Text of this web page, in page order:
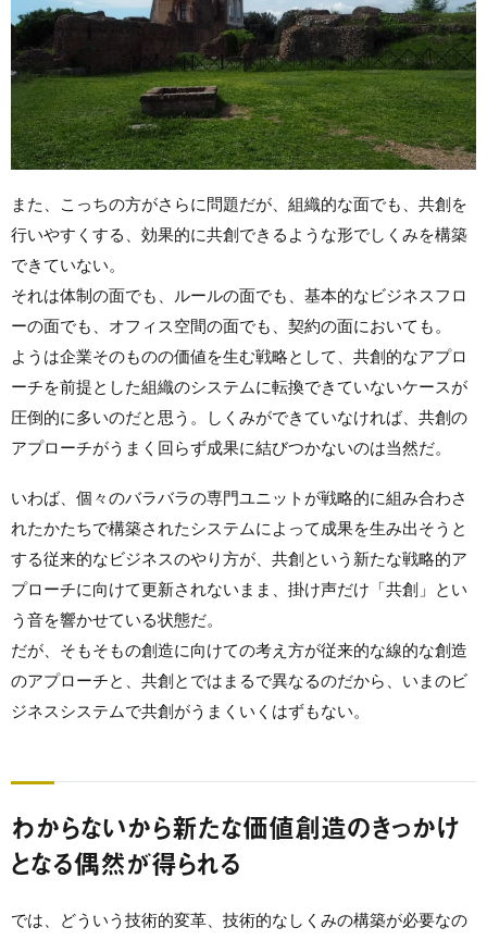
また、こっちの方がさらに問題だが、組織的な面でも、共創を
行いやすくする、効果的に共創できるような形でしくみを構築
できていない。
それは体制の面でも、ルールの面でも、基本的なビジネスフロ
ーの面でも、オフィス空間の面でも、契約の面においても。
ようは企業そのものの価値を生む戦略として、共創的なアプロ
ーチを前提とした組織のシステムに転換できていないケースが
圧倒的に多いのだと思う。しくみができていなければ、共創の
アプローチがうまく回らず成果に結びつかないのは当然だ。
いわば、個々のバラバラの専門ユニットが戦略的に組み合わさ
れたかたちで構築されたシステムによって成果を生み出そうと
する従来的なビジネスのやり方が、共創という新たな戦略的ア
プローチに向けて更新されないまま、掛け声だけ「共創」とい
う音を響かせている状態だ。
だが、そもそもの創造に向けての考え方が従来的な線的な創造
のアプローチと、共創とではまるで異なるのだから、いまのビ
ジネスシステムで共創がうまくいくはずもない。
わからないから新たな価値創造のきっかけ
となる偶然が得られる
では、どういう技術的変革、技術的なしくみの構築が必要なの